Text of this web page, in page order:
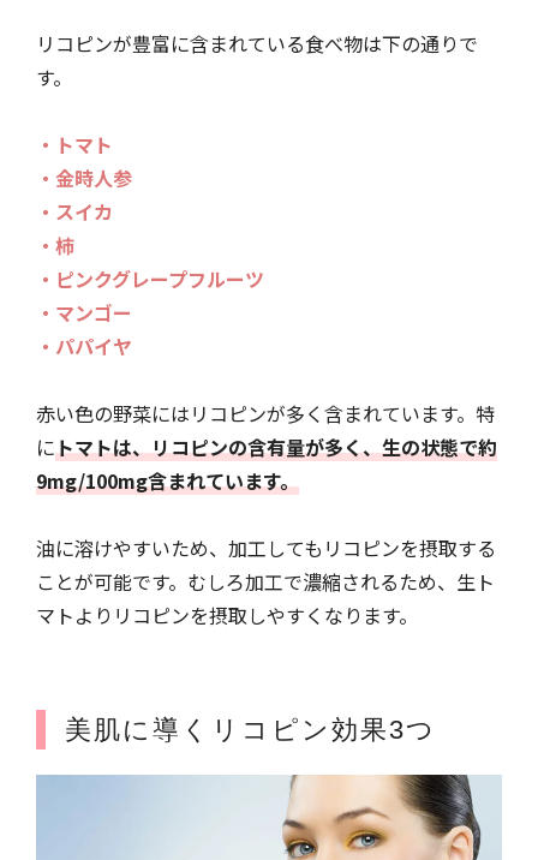
リコピンが豊富に含まれている食べ物は下の通りで
す。
・トマト
・金時人参
・スイカ
・柿
・ピンクグレープフルーツ
・マンゴー
・パパイヤ
赤い色の野菜にはリコピンが多く含まれています。特
にトマトは、リコピンの含有量が多く、生の状態で約
9mg/100mg含まれています。
油に溶けやすいため、加工してもリコピンを摂取する
ことが可能です。むしろ加工で濃縮されるため、生ト
マトよりリコピンを摂取しやすくなります。
美肌に導くリコピン効果3つ